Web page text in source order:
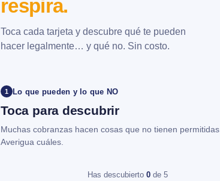
respira.
Toca cada tarjeta y descubre qué te pueden
hacer legalmente… y qué no. Sin costo.
1 Lo que pueden y lo que NO
Toca para descubrir
Muchas cobranzas hacen cosas que no tienen permitidas.
Averigua cuáles.
Has descubierto 0 de 5